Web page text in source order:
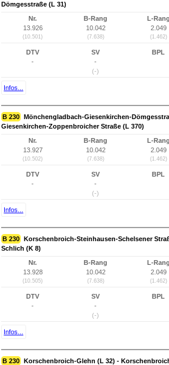
Dömgesstraße (L 31)
Nr.
13.926
(10.501)
B-Rang
10.042
(7.638)
L-Rang
2.049
(1.462)
DTV
-
SV
-
(-)
BPL
Infos...
B 230 Mönchengladbach-Giesenkirchen-
Giesenkirchen-Zoppenbroicher Straße (L 370)
Nr.
13.927
(10.502)
B-Rang
10.042
(7.638)
L-Rang
2.049
(1.462)
DTV
-
SV
-
(-)
BPL
Infos...
B 230 Korschenbroich-Steinhausen-Schelsener
Schlich (K 8)
Nr.
13.928
(10.505)
B-Rang
10.042
(7.638)
L-Rang
2.049
(1.462)
DTV
-
SV
-
(-)
BPL
Infos...
B 230 Korschenbroich-Glehn (L 32) -